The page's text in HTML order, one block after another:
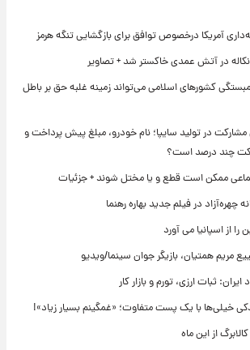
آمریکا درخصوص توافق برای بازگشایی تنگه هرمز
کشورهای اسلامی می‌تواند زمینه غلبه حق بر باطل
در تولید سایپا؛ نام خودرو، مبلغ پیش پرداخت و
چند درصد است؟
ممکن است قطع و یا مختل شوند + جزئیات
چهره‌آزاد در فیلم جدید بهاره رهنما
از اسپانیا می آورد
مریم همتیان، بازیگر جوان سینما/ویدیو
ثبات ارزی، تورم و بازار کار
خیلی‌ها با یک پست متفاوت؛ «غمگینم بسیار زیاد»!
از این ماه